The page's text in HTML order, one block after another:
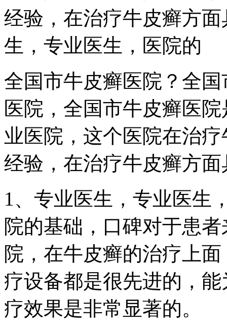
经验，在治疗牛皮癣方
生，专业医生，医院的
全国市牛皮癣医院？全
医院，全国市牛皮癣医
业医院，这个医院在治
经验，在治疗牛皮癣方
1、专业医生，专业医生
院的基础，口碑对于患
院，在牛皮癣的治疗上
疗设备都是很先进的，
疗效果是非常显著的。